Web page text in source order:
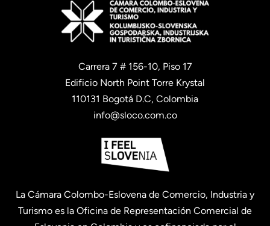
Carrera 7 # 156-10, Piso 17
Edificio North Point Torre Krystal
110131 Bogotá D.C, Colombia
info@sloco.com.co
La Cámara Colombo-Eslovena de Comercio, Industria y
Turismo es la Oficina de Representación Comercial de